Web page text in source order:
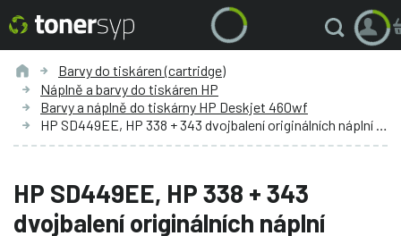
Barvy do tiskáren (cartridge)
Náplně a barvy do tiskáren HP
Barvy a náplně do tiskárny HP Deskjet 460wf
HP SD449EE, HP 338 + 343 dvojbalení originálních náplní CMY+K, Deskjet 460/5740/5743/5745
HP SD449EE, HP 338 + 343
dvojbalení originálních náplní